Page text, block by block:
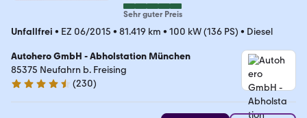
Sehr guter Preis
Unfallfrei • EZ 06/2015 • 81.419 km • 100 kW (136 PS) • Diesel
Autohero GmbH - Abholstation München
85375 Neufahrn b. Freising
4.4 Sterne
(230)